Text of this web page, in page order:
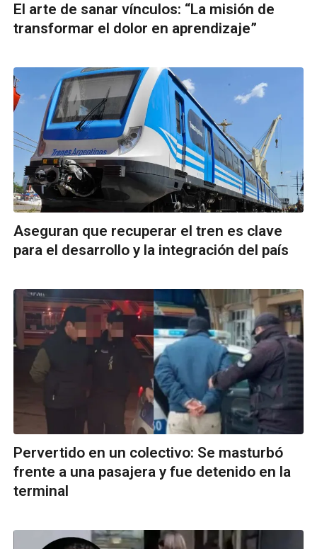
El arte de sanar vínculos: “La misión de
transformar el dolor en aprendizaje”
Aseguran que recuperar el tren es clave
para el desarrollo y la integración del país
Pervertido en un colectivo: Se masturbó
frente a una pasajera y fue detenido en la
terminal